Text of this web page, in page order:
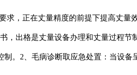
，正在丈量精度的前提下提高丈量
出格是丈量设备办理和丈量过程
。2、毛病诊断取应急处置：当设备